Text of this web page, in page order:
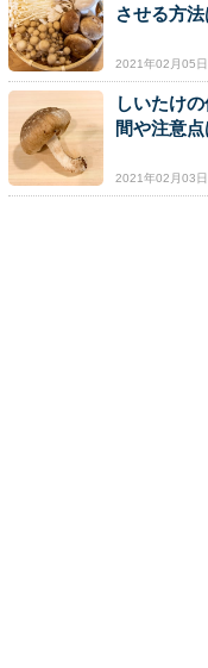
させる方
2021年02月05日
しいたけ
間や注意点
2021年02月03日